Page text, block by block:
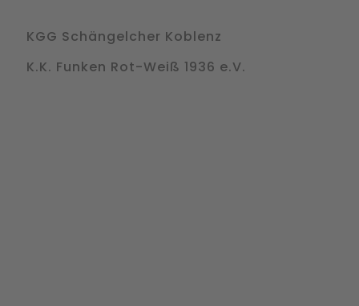
KGG Schängelcher Koblenz
K.K. Funken Rot-Weiß 1936 e.V.